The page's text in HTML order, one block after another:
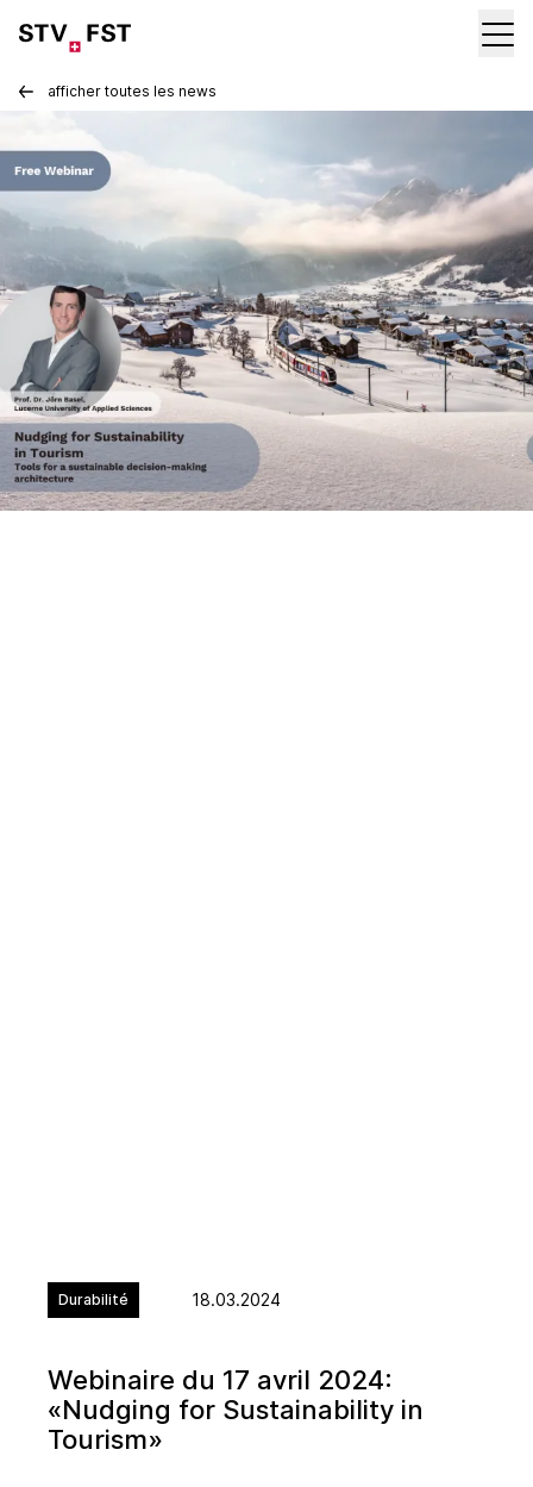
afficher toutes les news
Durabilité 18.03.2024
Webinaire du 17 avril 2024:
«Nudging for Sustainability in
Tourism»